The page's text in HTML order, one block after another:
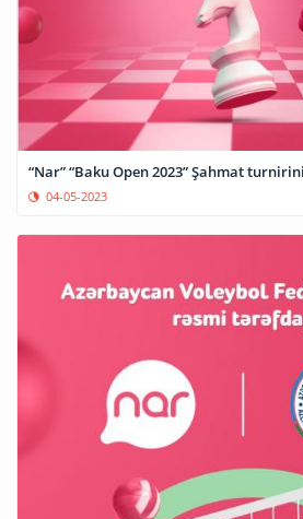
“Nar” “Baku Open 2023” Şahmat
04-05-2023